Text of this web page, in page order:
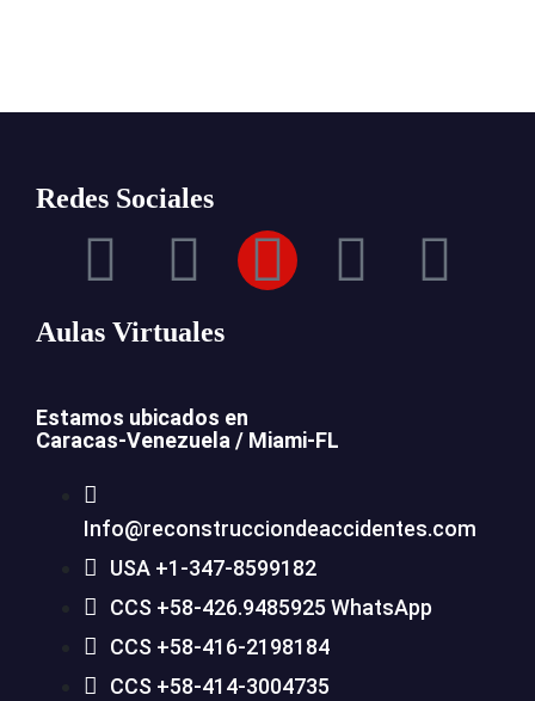
Redes Sociales
Aulas Virtuales
Estamos ubicados en
Caracas-Venezuela / Miami-FL
Info@reconstrucciondeaccidentes.com
USA +1-347-8599182
CCS +58-426.9485925 WhatsApp
CCS +58-416-2198184
CCS +58-414-3004735